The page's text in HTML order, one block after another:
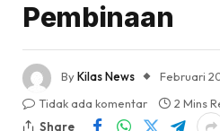
Pembinaan
ByKilas News
Februari
Tidak ada komentar
2 Mins
Share